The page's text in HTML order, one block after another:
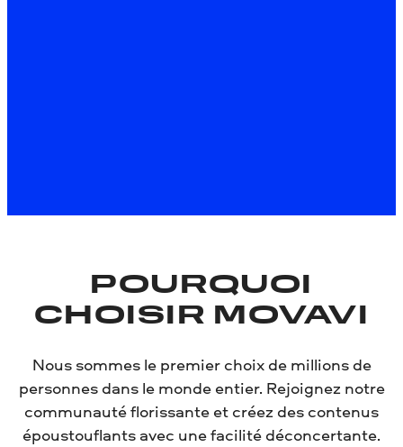
POURQUOI
CHOISIR MOVAVI
Nous sommes le premier choix de millions de
personnes dans le monde entier. Rejoignez notre
communauté florissante et créez des contenus
époustouflants avec une facilité déconcertante.